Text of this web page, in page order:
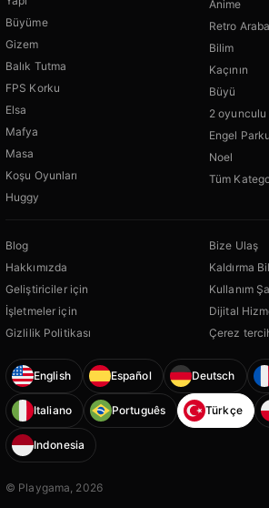
Büyüme
Gizem
Balık Tutma
FPS Korku
Elsa
Mafya
Masa
Koşu Oyunları
Huggy
Anime
Retro
Bilim
Kaçının
Büyü
2
Engel
Noel
Tüm
Blog
Hakkımızda
Geliştiriciler için
İşletmeler için
Gizlilik Politikası
Bize Ulaş
Kaldırma
Kullanım
Dijital
Çerez
English Español Deutsch
Italiano Português Türkçe
Indonesia
© Playgama, 2026